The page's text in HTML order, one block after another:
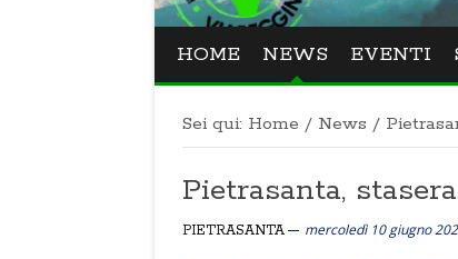
HOME NEWS EVENTI
Sei qui: Home / News /
Pietrasanta,
PIETRASANTA mercoledì 10 giugno